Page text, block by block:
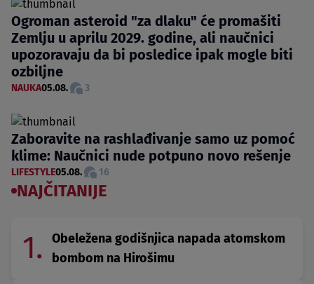
Ogroman asteroid "za dlaku" će promašiti
Zemlju u aprilu 2029. godine, ali naučnici
upozoravaju da bi posledice ipak mogle biti
ozbiljne
NAUKA05.08. 3
Zaboravite na rashlađivanje samo uz pomoć
klime: Naučnici nude potpuno novo rešenje
LIFESTYLE05.08. 16
NAJČITANIJE
1.
Obeležena godišnjica napada atomskom
bombom na Hirošimu